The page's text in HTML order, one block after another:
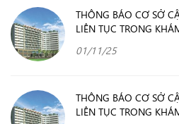
THÔNG BÁO CƠ SỞ
LIÊN TỤC TRONG
01/11/25
THÔNG BÁO CƠ SỞ
LIÊN TỤC TRONG